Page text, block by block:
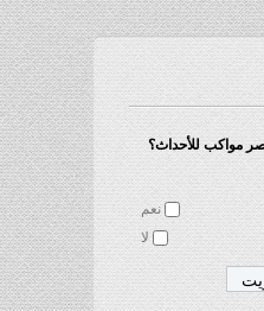
مواكب للأحداث؟
نعم
لا